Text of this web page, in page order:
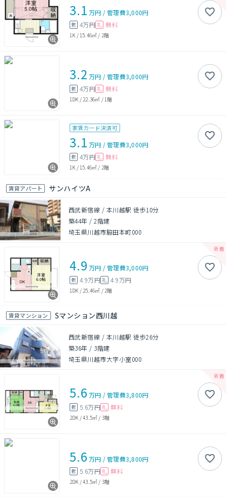
3.1 万円 /管理費3,000円
敷 4万円 礼 無料
1K / 15.46㎡ / 2階
3.2 万円 /管理費3,000円
敷 4万円 礼 無料
1DK / 22.36㎡ / 1階
家賃カード決済可
3.1 万円 /管理費3,000円
敷 4万円 礼 無料
1K /15.46㎡ / 2階
賃貸アパート サンハイツA
西武新宿線 / 本川越駅 徒歩10分
築44年 /2階建
埼玉県川越市脇田本町000
4.9 万円 /管理費3,000円
敷 4.9万円礼 4.9万円
1DK / 25.46㎡ / 2階
賃貸マンション Sマンション西川越
西武新宿線 / 本川越駅 徒歩26分
築36年 / 3階建
埼玉県川越市大字小室000
5.6 万円 /管理費3,800円
敷 5.6万円 礼 無料
2DK /43.5㎡ / 3階
5.6 万円 /管理費3,800円
敷 5.6万円 礼 無料
2DK /43.5㎡ / 3階